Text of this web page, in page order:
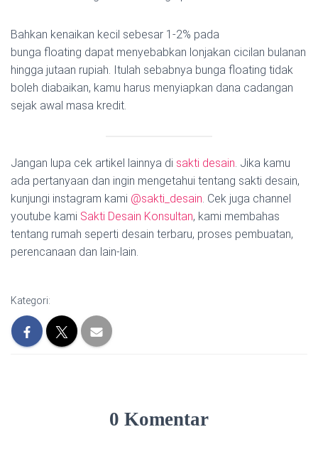
Bahkan kenaikan kecil sebesar 1-2% pada
bunga floating dapat menyebabkan lonjakan cicilan bulanan
hingga jutaan rupiah. Itulah sebabnya bunga floating tidak
boleh diabaikan, kamu harus menyiapkan dana cadangan
sejak awal masa kredit.
Jangan lupa cek artikel lainnya di sakti desain. Jika kamu
ada pertanyaan dan ingin mengetahui tentang sakti desain,
kunjungi instagram kami @sakti_desain. Cek juga channel
youtube kami Sakti Desain Konsultan, kami membahas
tentang rumah seperti desain terbaru, proses pembuatan,
perencanaan dan lain-lain.
Kategori:
0 Komentar